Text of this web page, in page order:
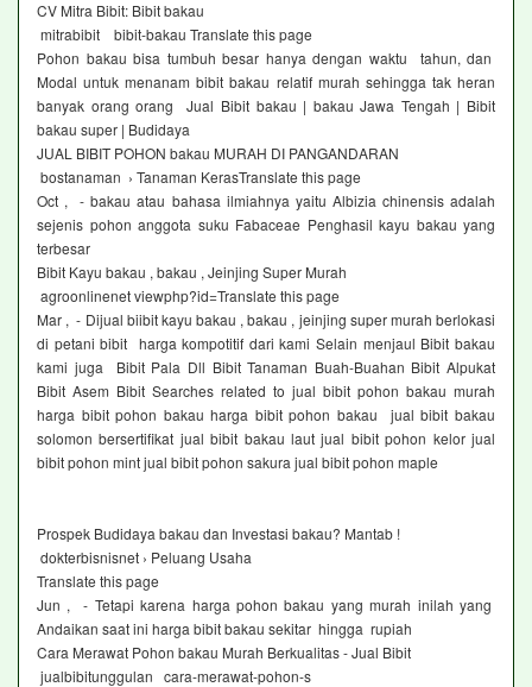
CV Mitra Bibit: Bibit bakau
mitrabibit bibit-bakau Translate this page
Pohon bakau bisa tumbuh besar hanya dengan waktu tahun, dan
Modal untuk menanam bibit bakau relatif murah sehingga tak heran
banyak orang orang Jual Bibit bakau | bakau Jawa Tengah | Bibit
bakau super | Budidaya
JUAL BIBIT POHON bakau MURAH DI PANGANDARAN
bostanaman › Tanaman KerasTranslate this page
Oct , - bakau atau bahasa ilmiahnya yaitu Albizia chinensis adalah
sejenis pohon anggota suku Fabaceae Penghasil kayu bakau yang
terbesar
Bibit Kayu bakau , bakau , Jeinjing Super Murah
agroonlinenet viewphp?id=Translate this page
Mar , - Dijual biibit kayu bakau , bakau , jeinjing super murah berlokasi
di petani bibit harga kompotitif dari kami Selain menjaul Bibit bakau
kami juga Bibit Pala Dll Bibit Tanaman Buah-Buahan Bibit Alpukat
Bibit Asem Bibit Searches related to jual bibit pohon bakau murah
harga bibit pohon bakau harga bibit pohon bakau jual bibit bakau
solomon bersertifikat jual bibit bakau laut jual bibit pohon kelor jual
bibit pohon mint jual bibit pohon sakura jual bibit pohon maple
Prospek Budidaya bakau dan Investasi bakau? Mantab !
dokterbisnisnet › Peluang Usaha
Translate this page
Jun , - Tetapi karena harga pohon bakau yang murah inilah yang
Andaikan saat ini harga bibit bakau sekitar hingga rupiah
Cara Merawat Pohon bakau Murah Berkualitas - Jual Bibit
jualbibitunggulan cara-merawat-pohon-s